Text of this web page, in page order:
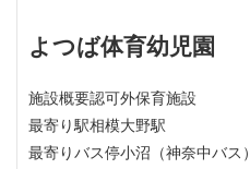
よつば体育幼児園
施設概要認可外保育施設
最寄り駅相模大野駅
最寄りバス停小沼（神奈中バス）